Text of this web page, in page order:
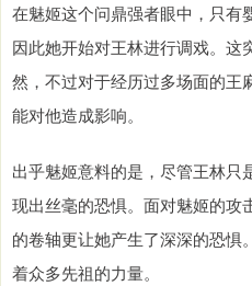
在魅姬这个问鼎强者眼中，只有
因此她开始对王林进行调戏。这
然，不过对于经历过多场面的王
能对他造成影响。
出乎魅姬意料的是，尽管王林只
现出丝毫的恐惧。面对魅姬的攻
的卷轴更让她产生了深深的恐惧
着众多先祖的力量。